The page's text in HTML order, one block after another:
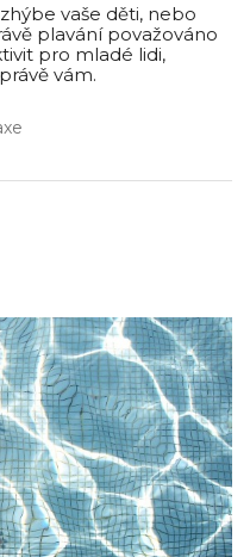
vaše děti, nebo
plavání považováno
pro mladé lidi,
vám.